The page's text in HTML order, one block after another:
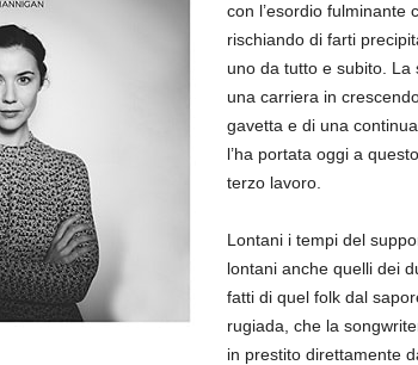
con l’esordio fulminante
rischiando di farti
uno da tutto e subito. La
una carriera in
gavetta e di una
l’ha portata oggi a questo
terzo lavoro.
Lontani i tempi del
lontani anche quelli dei
fatti di quel folk dal
rugiada, che la
in prestito direttamente